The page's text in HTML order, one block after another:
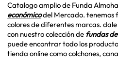
Catalogo amplio de Funda
económicodel Mercado. tenemos
colores de diferentes marcas.
con nuestro colección de fundas
puede encontrar todo los
tienda online comocolchones,